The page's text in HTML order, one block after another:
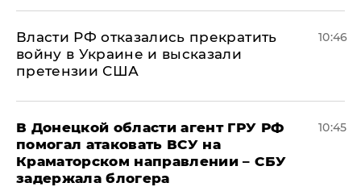
Власти РФ отказались прекратить
войну в Украине и высказали
претензии США
10:46
В Донецкой области агент ГРУ РФ
помогал атаковать ВСУ на
Краматорском направлении – СБУ
задержала блогера
10:45